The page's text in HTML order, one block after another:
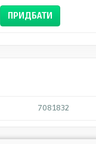
ПРИДБАТИ
7081832